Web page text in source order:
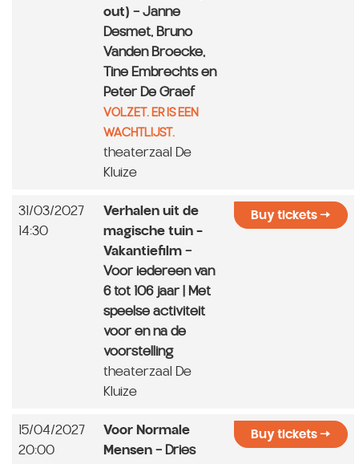
out) - Janne
Desmet, Bruno
Vanden Broecke,
Tine Embrechts en
Peter De Graef
VOLZET. ER IS EEN
WACHTLIJST.
theaterzaal De
Kluize
31/03/2027
14:30
Verhalen uit de
magische tuin -
Vakantiefilm -
Voor iedereen van
6 tot 106 jaar | Met
speelse activiteit
voor en na de
voorstelling
theaterzaal De
Kluize
Buy tickets
15/04/2027
20:00
Voor Normale
Mensen - Dries
Buy tickets